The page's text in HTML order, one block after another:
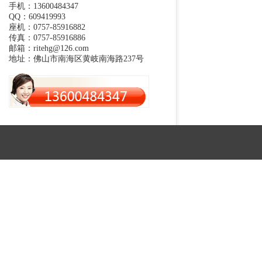
手机：13600484347
QQ：609419993
座机：0757-85916882
传真：0757-85916886
邮箱：ritehg@126.com
地址：佛山市南海区黄岐南海路237号